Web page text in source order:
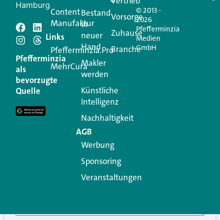
Schreiben Sie einen
Kommentar
Ihre E-Mail-Adresse wird nicht veröffentlicht.
Erforderliche Felder sind mit
Kommentar
Hamburg
Pfefferminzia
als
bevorzugte
Quelle
Content
Manufaktur
Links
Pfefferminzia.Pro
MehrCura
Bestand
in
neuer
Hand
Makler
werden
Künstliche
Intelligenz
Nachhaltigkeit
AGB
Werbung
Sponsoring
Veranstaltungen
Vorsorge
Zuhause
Branche
© 2013 -
2026
Pfefferminzia
Medien
GmbH